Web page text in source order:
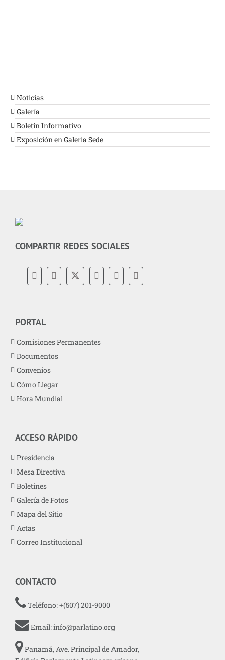
Noticias
Galería
Boletín Informativo
Exposición en Galeria Sede
COMPARTIR REDES SOCIALES
PORTAL
Comisiones Permanentes
Documentos
Convenios
Cómo Llegar
Hora Mundial
ACCESO RÁPIDO
Presidencia
Mesa Directiva
Boletines
Galería de Fotos
Mapa del Sitio
Actas
Correo Institucional
CONTACTO
Teléfono: +(507) 201-9000
Email:info@parlatino.org
Panamá, Ave. Principal de Amador,